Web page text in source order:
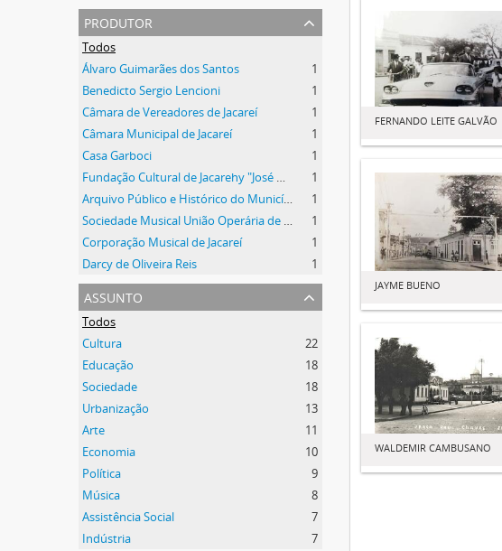
produtor
Todos
Álvaro Guimarães dos Santos
1
Benedicto Sergio Lencioni
1
Câmara de Vereadores de Jacareí
1
Câmara Municipal de Jacareí
1
Casa Garboci
1
Fundação Cultural de Jacarehy "José Maria de Abreu"
1
Arquivo Público e Histórico do Município de Jacareí
1
Sociedade Musical União Operária de Jacareí
1
Corporação Musical de Jacareí
1
Darcy de Oliveira Reis
1
assunto
Todos
Cultura
22
Educação
18
Sociedade
18
Urbanização
13
Arte
11
Economia
10
Política
9
Música
8
Assistência Social
7
Indústria
7
FERNANDO LEITE GALVÃO
JAYME BUENO
WALDEMIR CAMBUSANO